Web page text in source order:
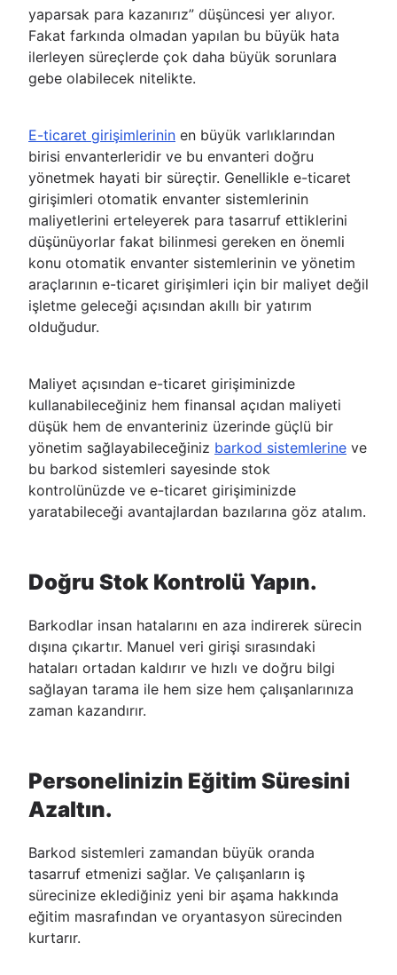
yaparsak para kazanırız” düşüncesi yer alıyor.
Fakat farkında olmadan yapılan bu büyük hata
ilerleyen süreçlerde çok daha büyük sorunlara
gebe olabilecek nitelikte.
E-ticaret girişimlerinin en büyük varlıklarından
birisi envanterleridir ve bu envanteri doğru
yönetmek hayati bir süreçtir. Genellikle e-ticaret
girişimleri otomatik envanter sistemlerinin
maliyetlerini erteleyerek para tasarruf ettiklerini
düşünüyorlar fakat bilinmesi gereken en önemli
konu otomatik envanter sistemlerinin ve yönetim
araçlarının e-ticaret girişimleri için bir maliyet değil
işletme geleceği açısından akıllı bir yatırım
olduğudur.
Maliyet açısından e-ticaret girişiminizde
kullanabileceğiniz hem finansal açıdan maliyeti
düşük hem de envanteriniz üzerinde güçlü bir
yönetim sağlayabileceğiniz barkod sistemlerine ve
bu barkod sistemleri sayesinde stok
kontrolünüzde ve e-ticaret girişiminizde
yaratabileceği avantajlardan bazılarına göz atalım.
Doğru Stok Kontrolü Yapın.
Barkodlar insan hatalarını en aza indirerek sürecin
dışına çıkartır. Manuel veri girişi sırasındaki
hataları ortadan kaldırır ve hızlı ve doğru bilgi
sağlayan tarama ile hem size hem çalışanlarınıza
zaman kazandırır.
Personelinizin Eğitim Süresini
Azaltın.
Barkod sistemleri zamandan büyük oranda
tasarruf etmenizi sağlar. Ve çalışanların iş
sürecinize eklediğiniz yeni bir aşama hakkında
eğitim masrafından ve oryantasyon sürecinden
kurtarır.